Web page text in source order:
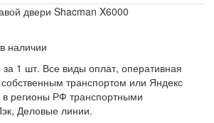
двери Shacman X6000
наличии
1 шт. Все виды оплат, оперативная
транспортом или Яндекс
в регионы РФ транспортными
Деловые линии.